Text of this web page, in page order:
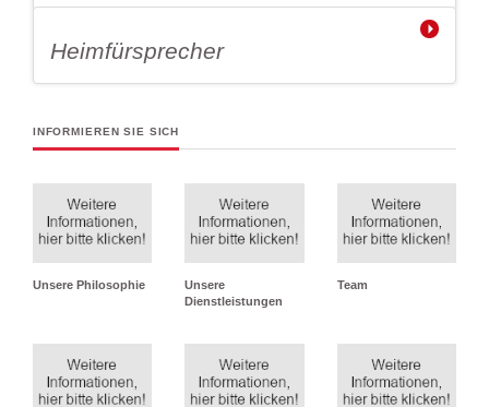
Heimfürsprecher
INFORMIEREN SIE SICH
Unsere Philosophie
Unsere
Dienstleistungen
Team